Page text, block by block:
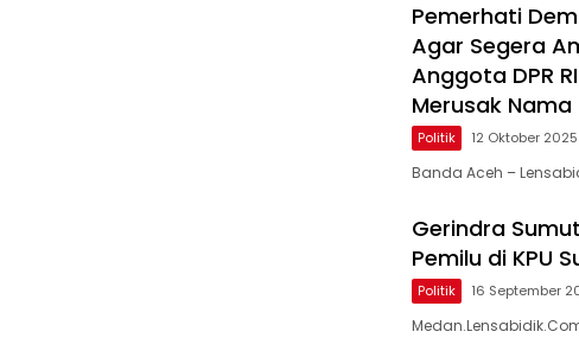
Pemerhati
Agar Segera
Anggota DPR
Merusak Nama
Politik 12 Oktober 2025
Banda Aceh –
Gerindra
Pemilu di KPU
Politik 16 September